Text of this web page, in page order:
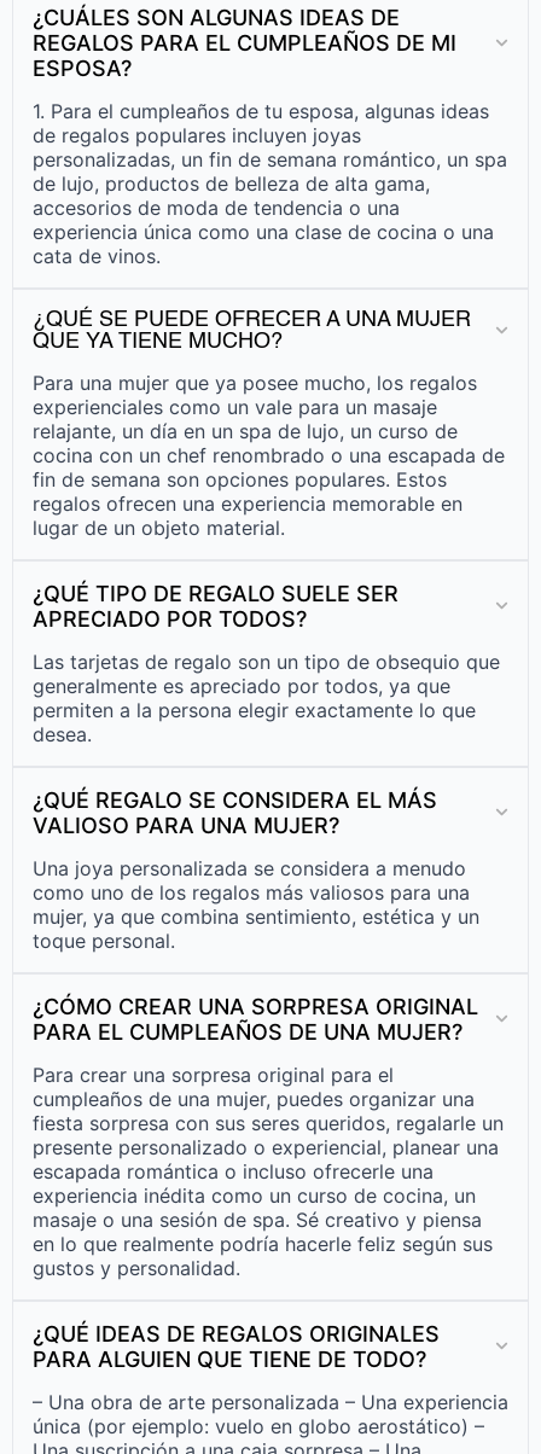
¿CUÁLES SON ALGUNAS IDEAS DE
REGALOS PARA EL CUMPLEAÑOS DE MI
ESPOSA?
1. Para el cumpleaños de tu esposa, algunas ideas
de regalos populares incluyen joyas
personalizadas, un fin de semana romántico, un spa
de lujo, productos de belleza de alta gama,
accesorios de moda de tendencia o una
experiencia única como una clase de cocina o una
cata de vinos.
¿QUÉ SE PUEDE OFRECER A UNA MUJER
QUE YA TIENE MUCHO?
Para una mujer que ya posee mucho, los regalos
experienciales como un vale para un masaje
relajante, un día en un spa de lujo, un curso de
cocina con un chef renombrado o una escapada de
fin de semana son opciones populares. Estos
regalos ofrecen una experiencia memorable en
lugar de un objeto material.
¿QUÉ TIPO DE REGALO SUELE SER
APRECIADO POR TODOS?
Las tarjetas de regalo son un tipo de obsequio que
generalmente es apreciado por todos, ya que
permiten a la persona elegir exactamente lo que
desea.
¿QUÉ REGALO SE CONSIDERA EL MÁS
VALIOSO PARA UNA MUJER?
Una joya personalizada se considera a menudo
como uno de los regalos más valiosos para una
mujer, ya que combina sentimiento, estética y un
toque personal.
¿CÓMO CREAR UNA SORPRESA ORIGINAL
PARA EL CUMPLEAÑOS DE UNA MUJER?
Para crear una sorpresa original para el
cumpleaños de una mujer, puedes organizar una
fiesta sorpresa con sus seres queridos, regalarle un
presente personalizado o experiencial, planear una
escapada romántica o incluso ofrecerle una
experiencia inédita como un curso de cocina, un
masaje o una sesión de spa. Sé creativo y piensa
en lo que realmente podría hacerle feliz según sus
gustos y personalidad.
¿QUÉ IDEAS DE REGALOS ORIGINALES
PARA ALGUIEN QUE TIENE DE TODO?
– Una obra de arte personalizada – Una experiencia
única (por ejemplo: vuelo en globo aerostático) –